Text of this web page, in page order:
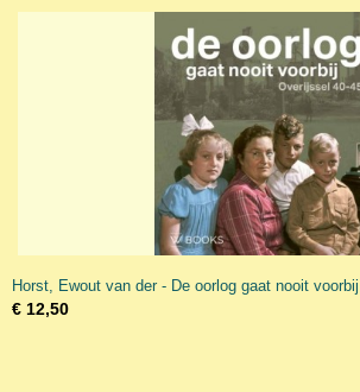
Horst, Ewout van der - De oorlog gaat nooit voorbij
€ 12,50